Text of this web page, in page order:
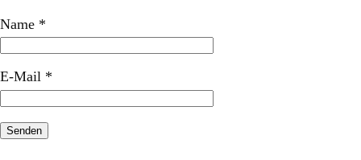
Name *
E-Mail *